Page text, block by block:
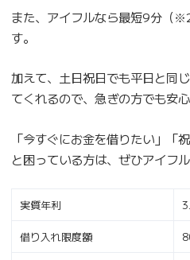
また、アイフルなら最短9分（
す。
加えて、土日祝日でも平日と同
てくれるので、急ぎの方でも安
「今すぐにお金を借りたい」「
と困っている方は、ぜひアイフ
実質年利
借り入れ限度額